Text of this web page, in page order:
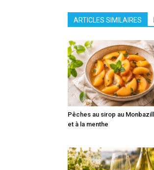
ARTICLES SIMILAIRES
Pêches au sirop au
et à la menthe